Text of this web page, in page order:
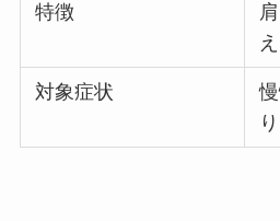
特徴
対象症状